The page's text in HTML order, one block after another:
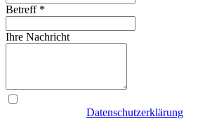
Betreff *
Ihre Nachricht
Datenschutzerklärung